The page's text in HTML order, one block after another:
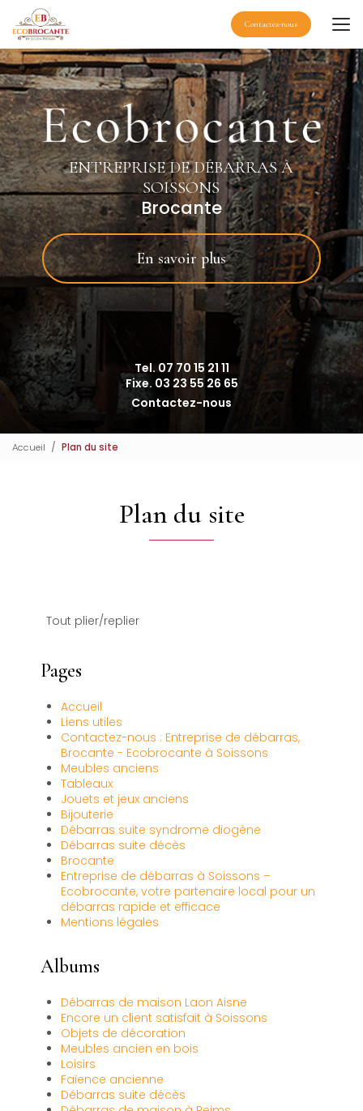
contenu
principal
Contactez-nous
ENTREPRISE DE DÉBARRAS À
SOISSONS
Brocante
En savoir plus
Tel. 07 70 15 21 11
Fixe. 03 23 55 26 65
Contactez-nous
Accueil Plan du site
Plan du site
Tout plier/replier
Pages
Accueil
Liens utiles
Contactez-nous : Entreprise de débarras,
Brocante - Ecobrocante à Soissons
Meubles anciens
Tableaux
Jouets et jeux anciens
Bijouterie
Débarras suite syndrome diogène
Débarras suite décès
Brocante
Entreprise de débarras à Soissons –
Ecobrocante, votre partenaire local pour un
débarras rapide et efficace
Mentions légales
Albums
Débarras de maison Laon Aisne
Encore un client satisfait à Soissons
Objets de décoration
Meubles ancien en bois
Loisirs
Faïence ancienne
Débarras suite décès